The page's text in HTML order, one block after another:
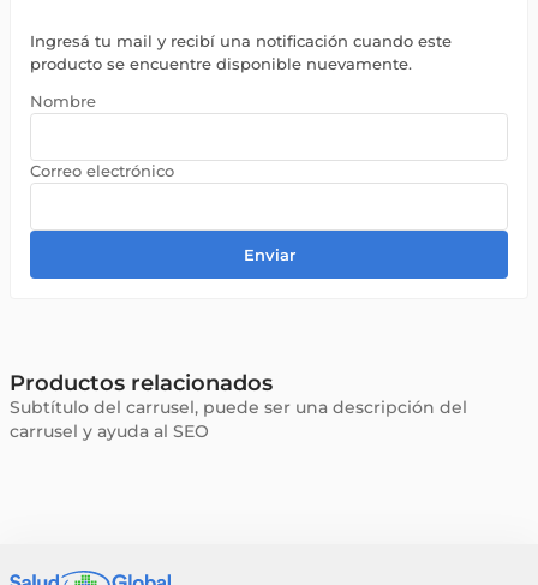
Ingresá tu mail y recibí una notificación cuando este
producto se encuentre disponible nuevamente.
Enviar
Productos relacionados
Subtítulo del carrusel, puede ser una descripción del
carrusel y ayuda al SEO